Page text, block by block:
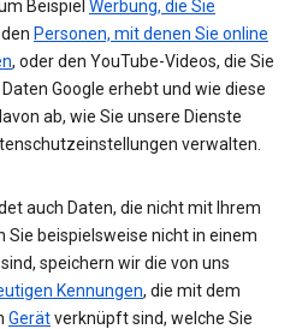
Beispiel Werbung, die Sie
Personen, mit denen Sie online
, oder den YouTube-Videos, die Sie
Google erhebt und wie diese
ab, wie Sie unsere Dienste
verwalten.
auch Daten, die nicht mit Ihrem
Sie beispielsweise nicht in einem
speichern wir die von uns
Kennungen, die mit dem
Gerätverknüpft sind, welche Sie